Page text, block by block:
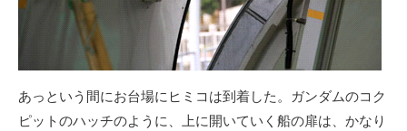
あっという間にお台場にヒミコは到着した。ガンダムのコク
ピットのハッチのように、上に開いていく船の扉は、かなり